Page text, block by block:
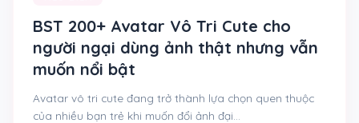
BST 200+ Avatar Vô Tri Cute cho
người ngại dùng ảnh thật nhưng vẫn
muốn nổi bật
Avatar vô tri cute đang trở thành lựa chọn quen thuộc
của nhiều bạn trẻ khi muốn đổi ảnh đại…